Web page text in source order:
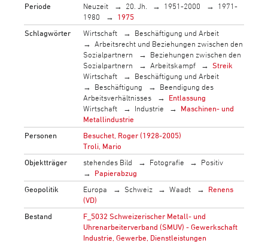
Periode
Neuzeit 20. Jh. 1951-2000
1971-
1980
1975
Schlagwörter
Wirtschaft
Beschäftigung und Arbeit
Arbeitsrecht und Beziehungen zwischen den
Sozialpartnern
Beziehungen zwischen den
Sozialpartnern
Arbeitskampf
Streik
Wirtschaft
Beschäftigung und Arbeit
Beschäftigung
Beendigung des
Arbeitsverhältnisses
Entlassung
Wirtschaft
Industrie
Maschinen- und
Metallindustrie
Personen
Besuchet, Roger (1928-2005)
Troli, Mario
Objektträger
stehendes Bild Fotografie
Positiv
Papierabzug
Geopolitik
Europa Schweiz Waadt
Renens
(VD)
Bestand
F_5032 Schweizerischer Metall- und
Uhrenarbeiterverband (SMUV) - Gewerkschaft
Industrie, Gewerbe, Dienstleistungen